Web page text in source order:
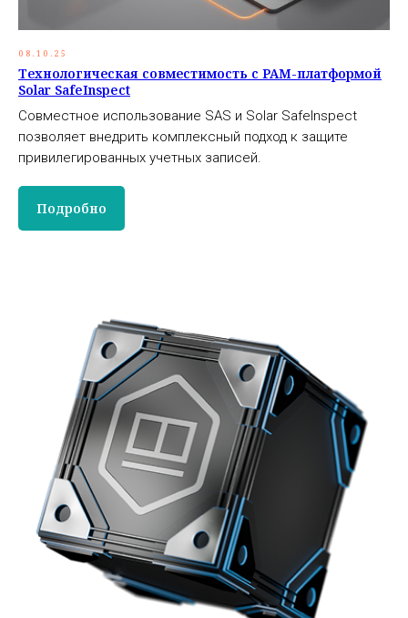
08.10.25
Технологическая совместимость c PAM-платформой
Solar SafeInspect
Совместное использование SAS и Solar SafeInspect
позволяет внедрить комплексный подход к защите
привилегированных учетных записей.
Подробно